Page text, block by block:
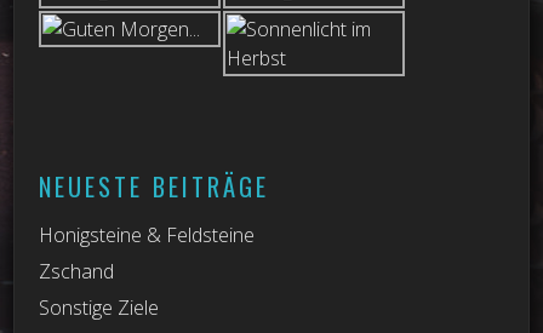
NEUESTE BEITRÄGE
Honigsteine & Feldsteine
Zschand
Sonstige Ziele